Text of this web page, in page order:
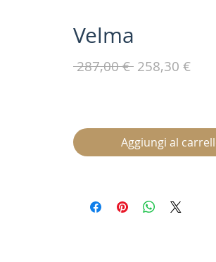
Velma
287,00 € Prezzo
258,30 €
Aggiungi al